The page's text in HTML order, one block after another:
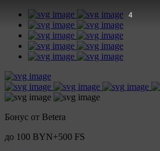
Бонус от Betera
до 100 BYN+500 FS
3